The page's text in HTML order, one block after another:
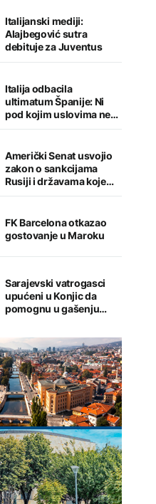
Italijanski mediji:
Alajbegović sutra
debituje za Juventus
Italija odbacila
ultimatum Španije: Ni
pod kojim uslovima ne
namjeravamo da
Američki Senat usvojio
zakon o sankcijama
Rusiji i državama koje
kupuju njenu naftu i gas
FK Barcelona otkazao
gostovanje u Maroku
Sarajevski vatrogasci
upućeni u Konjic da
pomognu u gašenju